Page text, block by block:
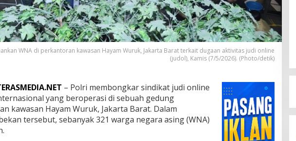
WNA di perkantoran kawasan Hayam Wuruk, Jakarta Barat terkait dugaan aktivitas judi online
(judol), Kamis (7/5/2026). (Photo/detik)
– Polri membongkar sindikat judi online
yang beroperasi di sebuah gedung
kawasan Hayam Wuruk, Jakarta Barat. Dalam
tersebut, sebanyak 321 warga negara asing (WNA)